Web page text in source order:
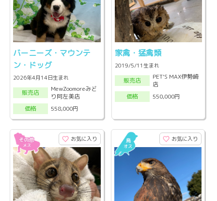
バーニーズ・マウンテ
ン・ドッグ
2026年4月14日生まれ
販売店
MewZoomoreみど
り阿左美店
価格
558,000円
家禽・猛禽類
2019/5/11生まれ
販売店
PET'S MAX伊勢崎
店
価格
550,000円
お気に入り お気に入り